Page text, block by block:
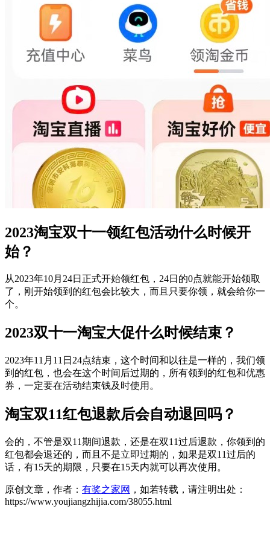
2023淘宝双十一领红包活动什么时候开
始？
从2023年10月24日正式开始领红包，24日的0点就能开始领取
了，刚开始领到的红包会比较大，而且只要你领，就会给你一
个。
2023双十一淘宝大促什么时候结束？
2023年11月11日24点结束，这个时间和以往是一样的，我们领
到的红包，也会在这个时间后过期的，所有领到的红包和优惠
券，一定要在活动结束钱及时使用。
淘宝双11红包退款后会自动退回吗？
会的，不管是双11期间退款，还是在双11过后退款，你领到的
红包都会退还的，而且不是立即过期的，如果是双11过后的
话，有15天的期限，只要在15天内就可以再次使用。
原创文章，作者： 有奖之家网 ，如若转载，请注明出处：
https://www.youjiangzhijia.com/38055.html